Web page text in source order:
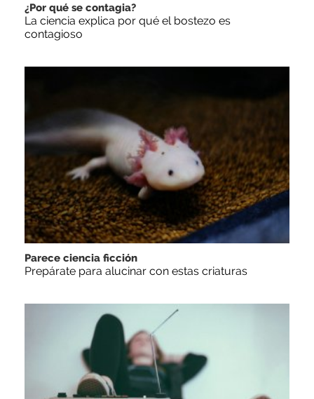
¿Por qué se contagia?
La ciencia explica por qué el bostezo es
contagioso
Parece ciencia ficción
Prepárate para alucinar con estas criaturas